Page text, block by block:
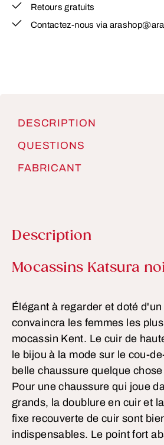
Retours gratuits
Contactez-nous via
DESCRIPTION
QUESTIONS
FABRICANT
Description
Informations sur le
Mocassins Katsura
Élégant à regarder et doté
convaincra les femmes les
mocassin Kent. Le cuir de
le bijou à la mode sur le cou-
belle chaussure quelque
Pour une chaussure qui joue
grands, la doublure en cuir et
fixe recouverte de cuir sont
indispensables. Le point fort